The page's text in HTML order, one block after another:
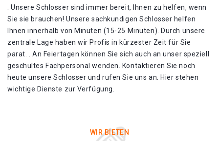
. Unsere Schlosser sind immer bereit, Ihnen zu helfen, wenn
Sie sie brauchen! Unsere sachkundigen Schlosser helfen
Ihnen innerhalb von Minuten (15-25 Minuten). Durch unsere
zentrale Lage haben wir Profis in kürzester Zeit für Sie
parat. . An Feiertagen können Sie sich auch an unser speziell
geschultes Fachpersonal wenden. Kontaktieren Sie noch
heute unsere Schlosser und rufen Sie uns an. Hier stehen
wichtige Dienste zur Verfügung.
WIR BIETEN